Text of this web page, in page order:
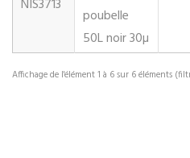
NIS3713
poubelle
50L noir 30µ
Affichage de l'élément 1 à 6 sur 6 éléments